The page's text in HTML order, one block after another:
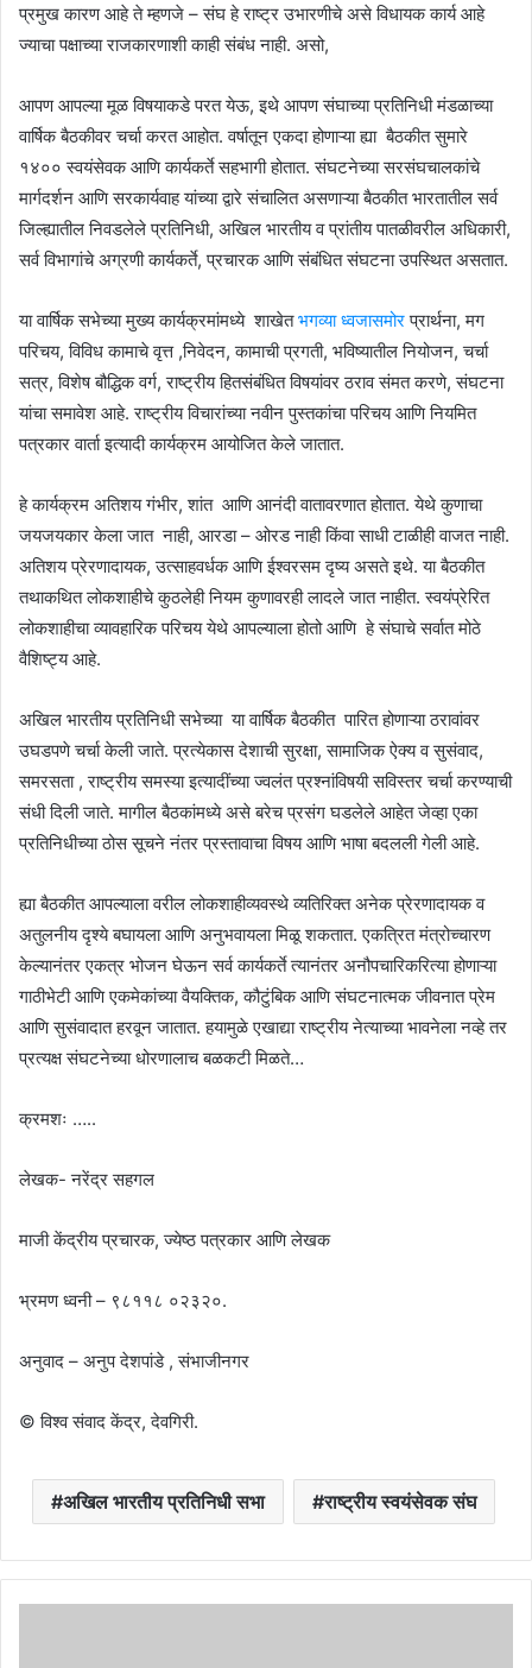
प्रमुख कारण आहे ते म्हणजे – संघ हे राष्ट्र उभारणीचे असे विधायक कार्य आहे
ज्याचा पक्षाच्या राजकारणाशी काही संबंध नाही. असो,
आपण आपल्या मूळ विषयाकडे परत येऊ, इथे आपण संघाच्या प्रतिनिधी मंडळाच्या
वार्षिक बैठकीवर चर्चा करत आहोत. वर्षातून एकदा होणाऱ्या ह्या बैठकीत सुमारे
१४०० स्वयंसेवक आणि कार्यकर्ते सहभागी होतात. संघटनेच्या सरसंघचालकांचे
मार्गदर्शन आणि सरकार्यवाह यांच्या द्वारे संचालित असणाऱ्या बैठकीत भारतातील सर्व
जिल्ह्यातील निवडलेले प्रतिनिधी, अखिल भारतीय व प्रांतीय पातळीवरील अधिकारी,
सर्व विभागांचे अग्रणी कार्यकर्ते, प्रचारक आणि संबंधित संघटना उपस्थित असतात.
या वार्षिक सभेच्या मुख्य कार्यक्रमांमध्ये शाखेतभगव्या ध्वजासमोरप्रार्थना, मग
परिचय, विविध कामाचे वृत्त ,निवेदन, कामाची प्रगती, भविष्यातील नियोजन, चर्चा
सत्र, विशेष बौद्धिक वर्ग, राष्ट्रीय हितसंबंधित विषयांवर ठराव संमत करणे, संघटना
यांचा समावेश आहे. राष्ट्रीय विचारांच्या नवीन पुस्तकांचा परिचय आणि नियमित
पत्रकार वार्ता इत्यादी कार्यक्रम आयोजित केले जातात.
हे कार्यक्रम अतिशय गंभीर, शांत आणि आनंदी वातावरणात होतात. येथे कुणाचा
जयजयकार केला जात नाही, आरडा – ओरड नाही किंवा साधी टाळीही वाजत नाही.
अतिशय प्रेरणादायक, उत्साहवर्धक आणि ईश्वरसम दृष्य असते इथे. या बैठकीत
तथाकथित लोकशाहीचे कुठलेही नियम कुणावरही लादले जात नाहीत. स्वयंप्रेरित
लोकशाहीचा व्यावहारिक परिचय येथे आपल्याला होतो आणि हे संघाचे सर्वात मोठे
वैशिष्ट्य आहे.
अखिल भारतीय प्रतिनिधी सभेच्या या वार्षिक बैठकीत पारित होणाऱ्या ठरावांवर
उघडपणे चर्चा केली जाते. प्रत्येकास देशाची सुरक्षा, सामाजिक ऐक्य व सुसंवाद,
समरसता , राष्ट्रीय समस्या इत्यादींच्या ज्वलंत प्रश्नांविषयी सविस्तर चर्चा करण्याची
संधी दिली जाते. मागील बैठकांमध्ये असे बरेच प्रसंग घडलेले आहेत जेव्हा एका
प्रतिनिधीच्या ठोस सूचने नंतर प्रस्तावाचा विषय आणि भाषा बदलली गेली आहे.
ह्या बैठकीत आपल्याला वरील लोकशाहीव्यवस्थे व्यतिरिक्त अनेक प्रेरणादायक व
अतुलनीय दृश्ये बघायला आणि अनुभवायला मिळू शकतात. एकत्रित मंत्रोच्चारण
केल्यानंतर एकत्र भोजन घेऊन सर्व कार्यकर्ते त्यानंतर अनौपचारिकरित्या होणाऱ्या
गाठीभेटी आणि एकमेकांच्या वैयक्तिक, कौटुंबिक आणि संघटनात्मक जीवनात प्रेम
आणि सुसंवादात हरवून जातात. हयामुळे एखाद्या राष्ट्रीय नेत्याच्या भावनेला नव्हे तर
प्रत्यक्ष संघटनेच्या धोरणालाच बळकटी मिळते…
क्रमशः …..
लेखक- नरेंद्र सहगल
माजी केंद्रीय प्रचारक, ज्येष्ठ पत्रकार आणि लेखक
भ्रमण ध्वनी – ९८११८ ०२३२०.
अनुवाद – अनुप देशपांडे , संभाजीनगर
© विश्व संवाद केंद्र, देवगिरी.
अखिल भारतीय प्रतिनिधी सभा राष्ट्रीय स्वयंसेवक संघ